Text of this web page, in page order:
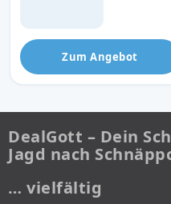
Zum Angebot
DealGott – Dein
Jagd nach
… vielfältig